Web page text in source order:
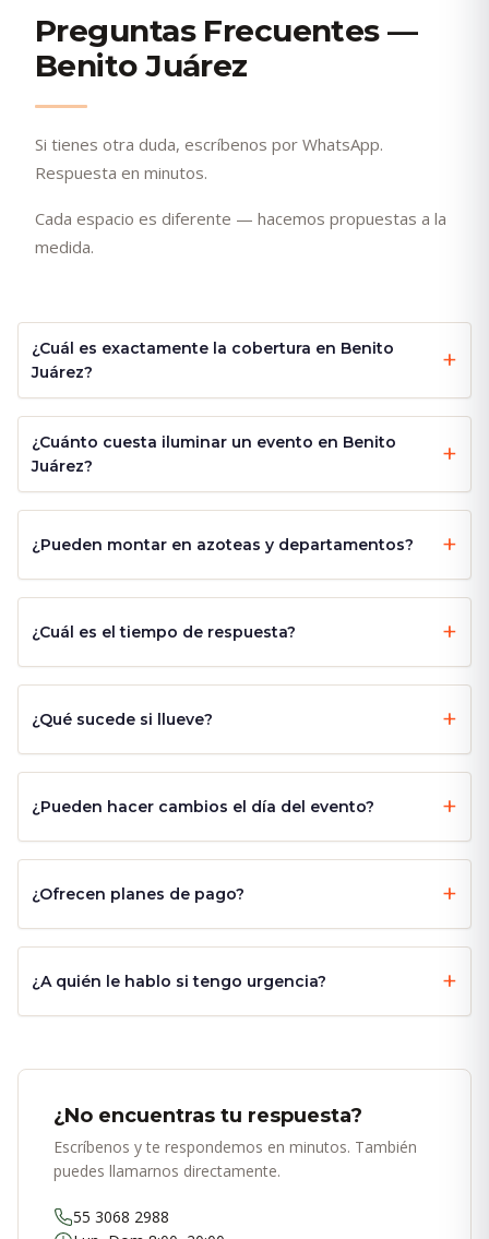
Preguntas Frecuentes —
Benito Juárez
Si tienes otra duda, escríbenos por WhatsApp.
Respuesta en minutos.
Cada espacio es diferente — hacemos propuestas a la
medida.
¿Cuál es exactamente la cobertura en Benito
Juárez?
¿Cuánto cuesta iluminar un evento en Benito
Juárez?
¿Pueden montar en azoteas y departamentos?
¿Cuál es el tiempo de respuesta?
¿Qué sucede si llueve?
¿Pueden hacer cambios el día del evento?
¿Ofrecen planes de pago?
¿A quién le hablo si tengo urgencia?
¿No encuentras tu respuesta?
Escríbenos y te respondemos en minutos. También
puedes llamarnos directamente.
55 3068 2988